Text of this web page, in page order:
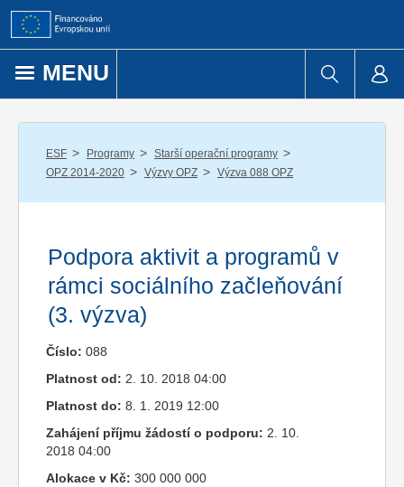
Přejít k obsahu
MENU
ESF / Programy / Starší operační programy /
OPZ 2014-2020 / Výzvy OPZ / Výzva 088 OPZ
Podpora aktivit a programů v
rámci sociálního začleňování
(3. výzva)
Číslo: 088
Platnost od: 2. 10. 2018 04:00
Platnost do: 8. 1. 2019 12:00
Zahájení příjmu žádostí o podporu: 2. 10.
2018 04:00
Alokace v Kč: 300 000 000